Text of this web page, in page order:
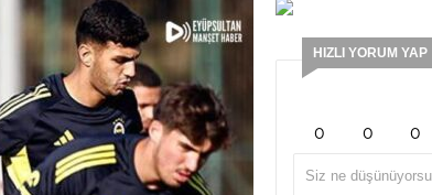
HIZLI YORUM YAP
0 0 0